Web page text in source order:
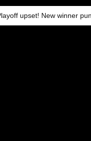
ニストップでトラックと衝突
upset! New winner